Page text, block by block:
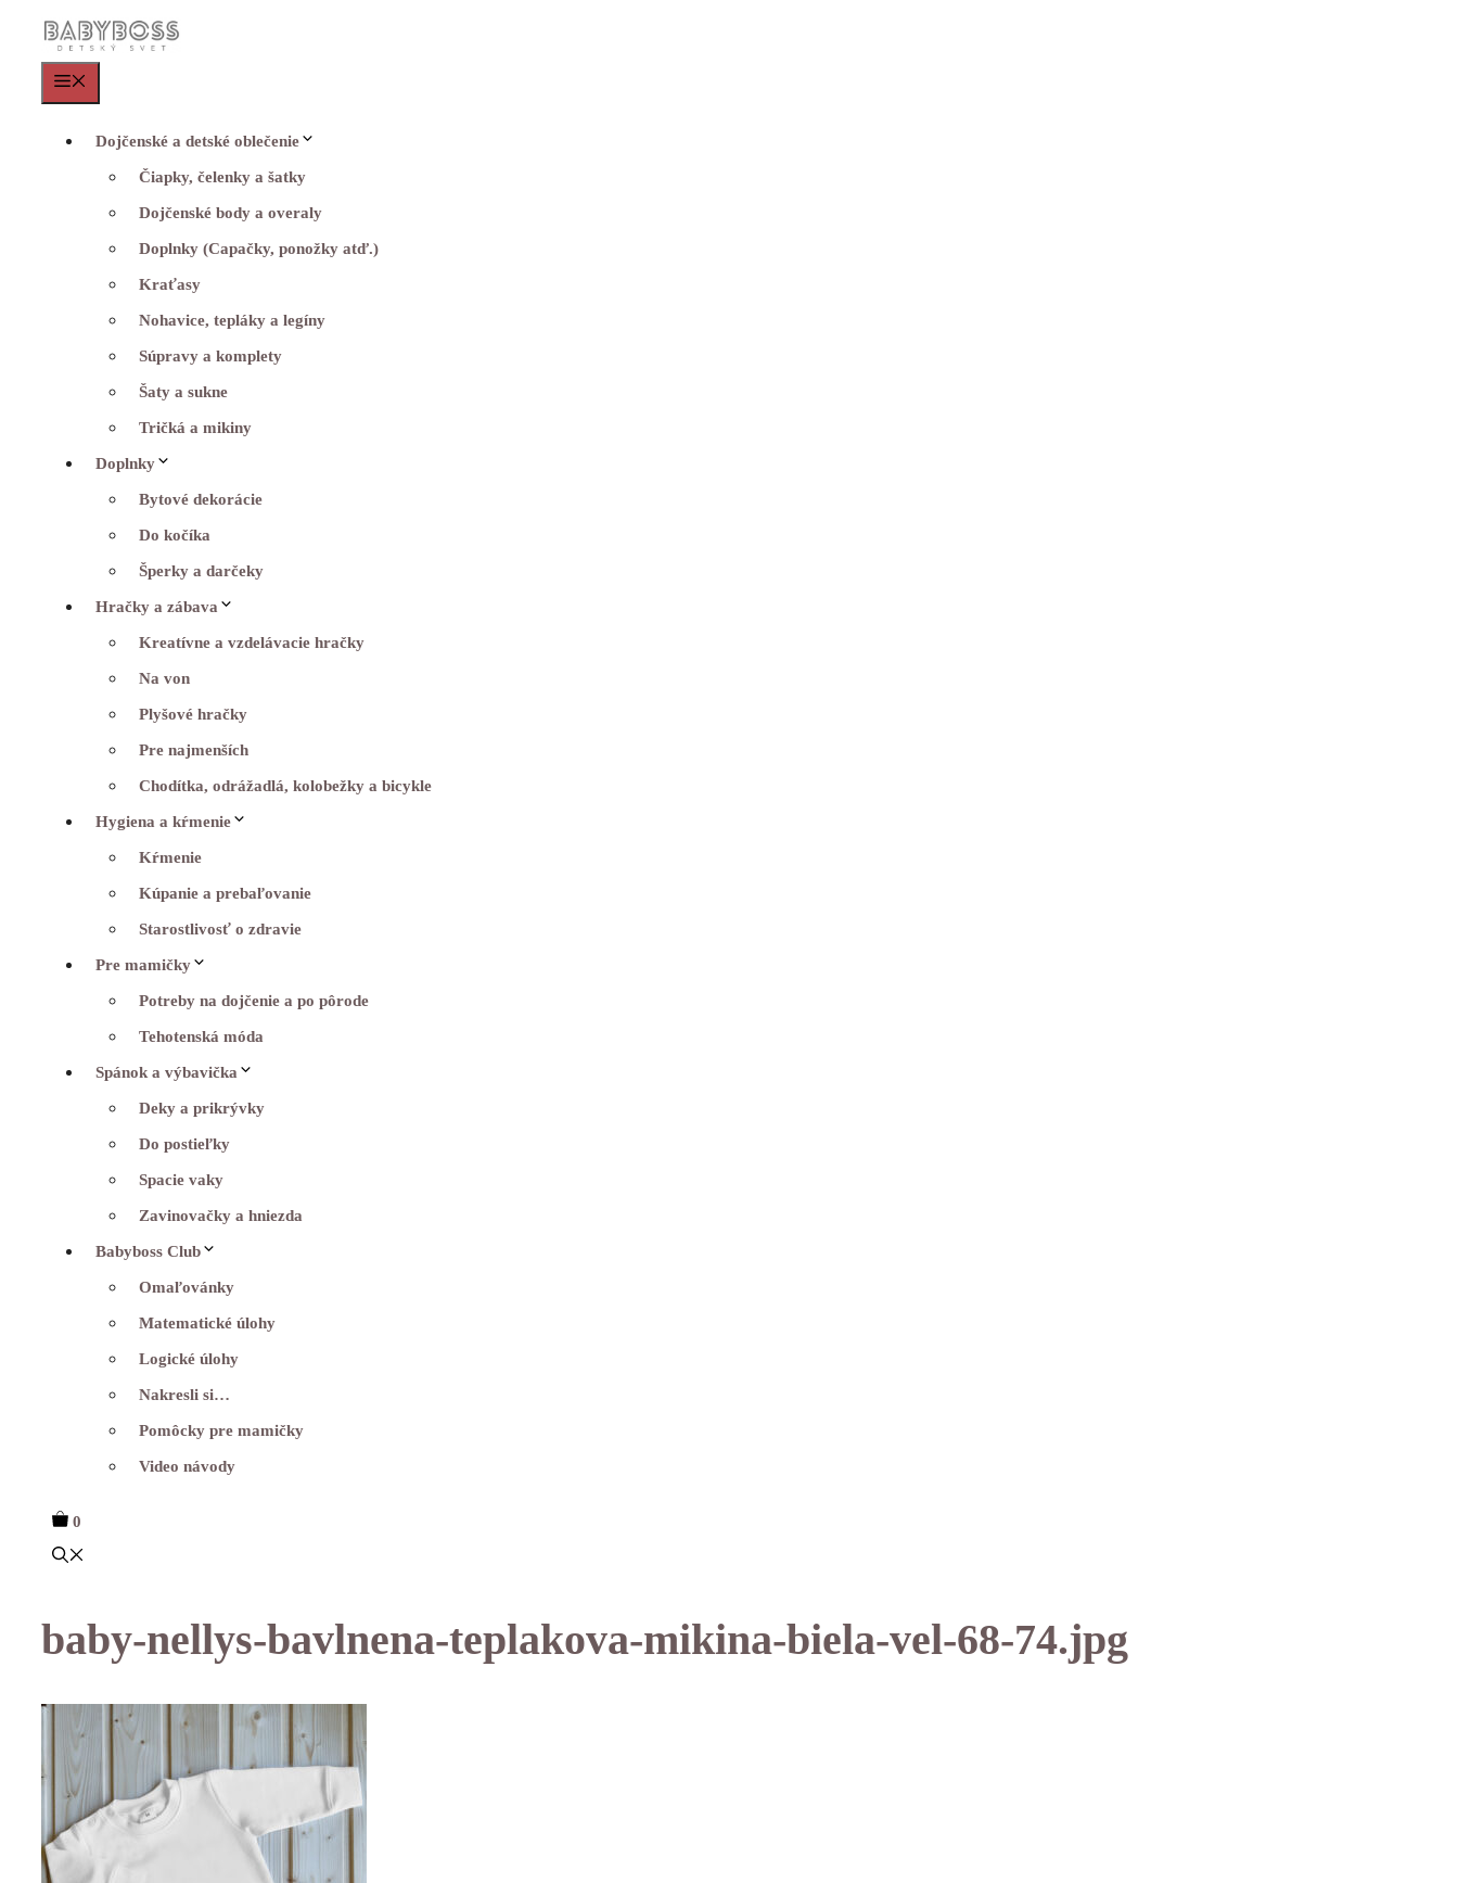
Dojčenské a detské oblečenie
Čiapky, čelenky a šatky
Dojčenské body a overaly
Doplnky (Capačky, ponožky atď.)
Kraťasy
Nohavice, tepláky a legíny
Súpravy a komplety
Šaty a sukne
Tričká a mikiny
Doplnky
Bytové dekorácie
Do kočíka
Šperky a darčeky
Hračky a zábava
Kreatívne a vzdelávacie hračky
Na von
Plyšové hračky
Pre najmenších
Chodítka, odrážadlá, kolobežky a bicykle
Hygiena a kŕmenie
Kŕmenie
Kúpanie a prebaľovanie
Starostlivosť o zdravie
Pre mamičky
Potreby na dojčenie a po pôrode
Tehotenská móda
Spánok a výbavička
Deky a prikrývky
Do postieľky
Spacie vaky
Zavinovačky a hniezda
Babyboss Club
Omaľovánky
Matematické úlohy
Logické úlohy
Nakresli si…
Pomôcky pre mamičky
Video návody
0
baby-nellys-bavlnena-teplakova-mikina-biela-vel-68-74.jpg